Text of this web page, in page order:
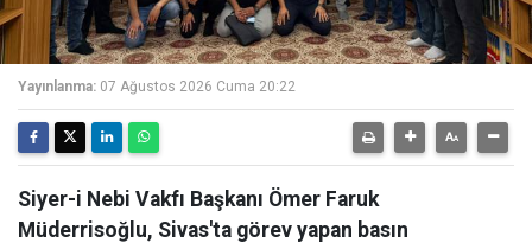
Yayınlanma: 07 Ağustos 2026 Cuma 20:22
Siyer-i Nebi Vakfı Başkanı Ömer Faruk
Müderrisoğlu, Sivas'ta görev yapan basın